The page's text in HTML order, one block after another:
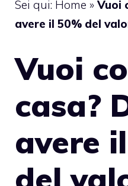
Sei qui: Home »Vuoi
avere il 50% del
Vuoi
casa?
avere
del